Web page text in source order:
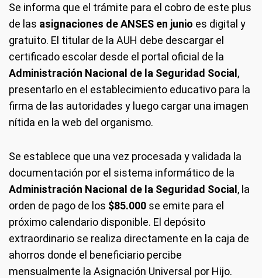
Se informa que el trámite para el cobro de este plus
de las asignaciones de ANSES en junio es digital y
gratuito. El titular de la AUH debe descargar el
certificado escolar desde el portal oficial de la
Administración Nacional de la Seguridad Social ,
presentarlo en el establecimiento educativo para la
firma de las autoridades y luego cargar una imagen
nítida en la web del organismo.
Se establece que una vez procesada y validada la
documentación por el sistema informático de la
Administración Nacional de la Seguridad Social , la
orden de pago de los $85.000 se emite para el
próximo calendario disponible. El depósito
extraordinario se realiza directamente en la caja de
ahorros donde el beneficiario percibe
mensualmente la Asignación Universal por Hijo.